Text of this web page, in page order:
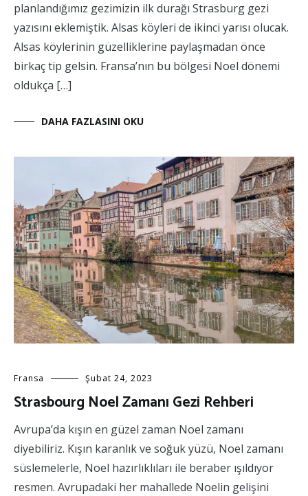
planlandığımız gezimizin ilk durağı Strasburg gezi
yazısını eklemiştik. Alsas köyleri de ikinci yarısı olucak.
Alsas köylerinin güzelliklerine paylaşmadan önce
birkaç tip gelsin. Fransa’nın bu bölgesi Noel dönemi
oldukça […]
DAHA FAZLASINI OKU
Fransa Şubat 24, 2023
Strasbourg Noel Zamanı Gezi Rehberi
Avrupa’da kışın en güzel zaman Noel zamanı
diyebiliriz. Kışın karanlık ve soğuk yüzü, Noel zamanı
süslemelerle, Noel hazırlıklıları ile beraber ışıldıyor
resmen. Avrupadaki her mahallede Noelin gelişini